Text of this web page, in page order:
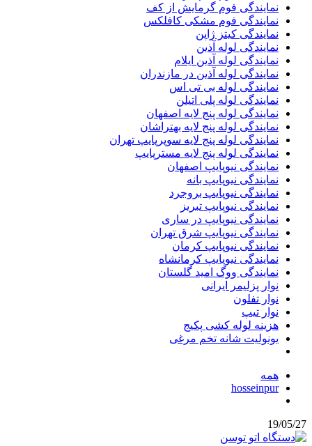
نمایندگی فوم گرمایش از کف
نمایندگی فوم مشکی کافلکس
نمایندگی کیتز ژاپن
نمایندگی لوله آذین
نمایندگی لوله آذین ایلام
نمایندگی لوله آذین در مازندران
نمایندگی لوله بی تی اس
نمایندگی لوله پلی اتیلن
نمایندگی لوله پنج لایه اصفهان
نمایندگی لوله پنج لایه بهتراشان
نمایندگی لوله پنج لایه سوپرپایپ تهران
نمایندگی لوله پنج لایه مسترپایپ
نمایندگی نیوپایپ اصفهان
نمایندگی نیوپایپ بانه
نمایندگی نیوپایپ بروجرد
نمایندگی نیوپایپ تبریز
نمایندگی نیوپایپ در ساری
نمایندگی نیوپایپ شرق تهران
نمایندگی نیوپایپ کرمان
نمایندگی نیوپایپ کرمانشاه
نمایندگی ووگ امید گلستان
نوار پزلیمر ایرانی
نوار تفلون
نوار تیپ
هزینه لوله کشی پکیج
یونولیت شانه تخم مرغی
همه
hosseinpur
19/05/27